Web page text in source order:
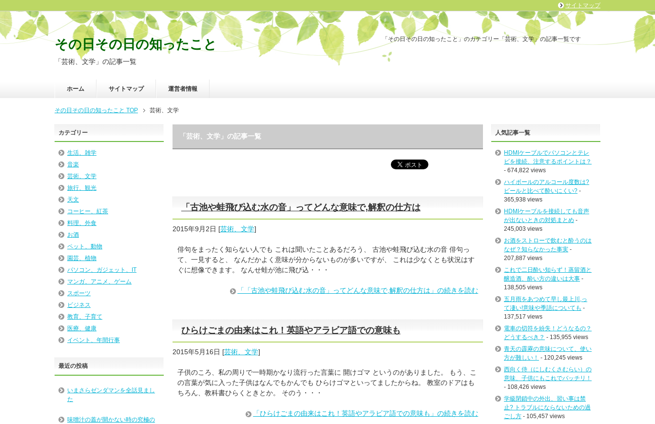
その日その日の知ったこと
「芸術、文学」の記事一覧
「その日その日の知ったこと」のカテゴリー「芸術、文学」の記事一覧です
ホーム サイトマップ 運営者情報
その日その日の知ったこと TOP 芸術、文学
「芸術、文学」の記事一覧
「古池や蛙飛び込む水の音」ってどんな意味で,解釈の仕方は
2015年9月2日 [芸術、文学]
俳句をまったく知らない人でも これは聞いたことあるだろう、 古池や蛙飛び込む水の音 俳句っ
て、一見すると、 なんだかよく意味が分からないものが多いですが、 これは少なくとも状況はす
ぐに想像できます。 なんせ蛙が池に飛び込・・・
「「古池や蛙飛び込む水の音」ってどんな意味で,解釈の仕方は」の続きを読む
ひらけごまの由来はこれ！英語やアラビア語での意味も
2015年5月16日 [芸術、文学]
子供のころ、私の周りで一時期かなり流行った言葉に 開けゴマ というのがありました。 もう、こ
の言葉が気に入った子供はなんでもかんでも ひらけゴマといってましたからね。 教室のドアはも
ちろん、教科書ひらくときとか。 そのう・・・
「ひらけごまの由来はこれ！英語やアラビア語での意味も」の続きを読む
カテゴリー
生活、雑学
音楽
芸術、文学
旅行、観光
天文
コーヒー、紅茶
料理、外食
お酒
ペット、動物
園芸、植物
パソコン、ガジェット、IT
マンガ、アニメ、ゲーム
スポーツ
ビジネス
教育、子育て
医療、健康
イベント、年間行事
最近の投稿
いまさらゼンダマンを全話見まし
た
味噌汁の蓋が開かない時の究極の
人気記事一覧
HDMIケーブルでパソコンとテレ
ビを接続、注意するポイントは？
- 674,822 views
ハイボールのアルコール度数は?
ビールと比べて酔いにくい? -
365,938 views
HDMIケーブルを接続しても音声
が出ないときの対処まとめ -
245,003 views
お酒をストローで飲むと酔うのは
なぜ？知らなかった事実 -
207,887 views
これで二日酔い知らず！蒸留酒と
醸造酒、酔い方の違いは大事 -
138,505 views
五月雨をあつめて早し最上川,っ
て凄い!意味や季語についても -
137,517 views
電車の切符を紛失！どうなるの？
どうするべき？ - 135,955 views
青天の霹靂の意味について、使い
方が難しい！ - 120,245 views
西向く侍（にしむくさむらい）の
意味、子供にもこれでバッチリ！
- 108,426 views
学級閉鎖中の外出、習い事は禁
止? トラブルにならないための過
ごし方 - 105,457 views
サイトマップ